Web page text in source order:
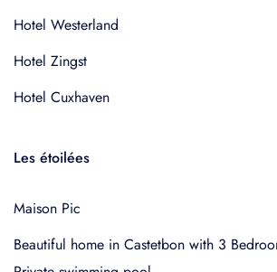
Hotel Westerland
Hotel Zingst
Hotel Cuxhaven
Les étoilées
Maison Pic
Beautiful home in Castetbon with 3